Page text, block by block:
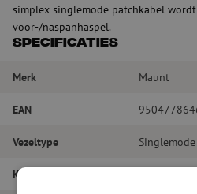
simplex singlemode patchkabel
voor-/naspanhaspel.
Specificaties
Merk Maunt
EAN
Vezeltype Singlemode
Kleur